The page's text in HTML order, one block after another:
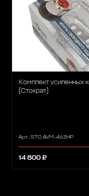
Комплект усиленных
(Стократ)
Арт.: STO AVM-463HP
14 800 ₽